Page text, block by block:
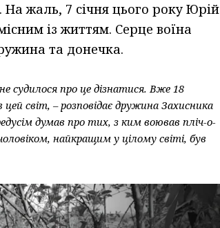
жаль, 7 січня цього року Юрій
із життям. Серце воїна
та донечка.
судилося про це дізнатися. Вже 18
світ, – розповідає дружина Захисника
думав про тих, з ким воював пліч-о-
найкращим у цілому світі, був